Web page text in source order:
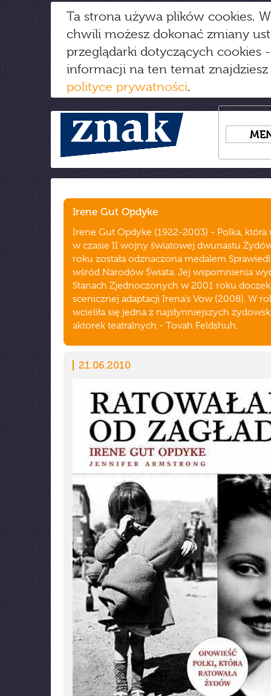
Ta strona używa plików cookies.
chwili możesz dokonać zmiany
przeglądarki dotyczących cookies
informacji na ten temat
polityce prywatności.
Irene Gut Opdyke
Irene Gut Opdyke (1922-2003) - Polka, która
w czasie II wojny światowej dwunastu
roku została odznaczona medalem
wśród Narodów Świata. Jej wspomnienia
Stanach Zjednoczonych w 2001 roku
scenicznej adaptacji Irena's Vow (2008). W
wcieliła się jedna z najsłynniejszych
aktorek teatralnych - Tovah Feldshuh.
21.06.2010